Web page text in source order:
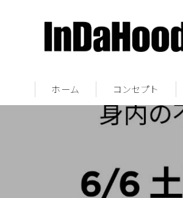
ホーム コンセプト